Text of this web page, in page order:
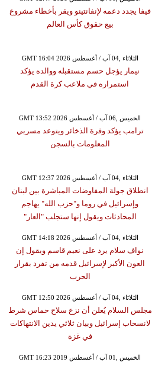
فيفا يجدد دعمه لإنفانتينو ويقر بأخطاء مشروع
بيع حقوق كأس العالم
GMT 16:04 2026 الثلاثاء ,04 آب / أغسطس
نيمار يؤجل حسم مستقبله ووالده يؤكد
استمراره في ملاعب كرة القدم
GMT 13:52 2026 الخميس ,06 آب / أغسطس
ترامب يؤكد وفرة الذخائر ويتوعد مسربي
المعلومات بالسجن
GMT 12:37 2026 الثلاثاء ,04 آب / أغسطس
انطلاق جولة المفاوضات المباشرة بين لبنان
وإسرائيل في روما و"حزب الله" يهاجم
المحادثات ويقول إنها ستجلب "العار"
GMT 14:18 2026 الثلاثاء ,04 آب / أغسطس
نواف سلام يرد على نعيم قاسم ويقول إن
العون الأكبر لإسرائيل قدمه من تفرد بقرار
الحرب
GMT 12:50 2026 الثلاثاء ,04 آب / أغسطس
مجلس السلام يُعلن أن نزع سلاح حماس شرط
لانسحاب إسرائيل وبيان ثلاثي يدين الانتهاكات
في غزة
GMT 16:23 2019 الخميس ,01 آب / أغسطس